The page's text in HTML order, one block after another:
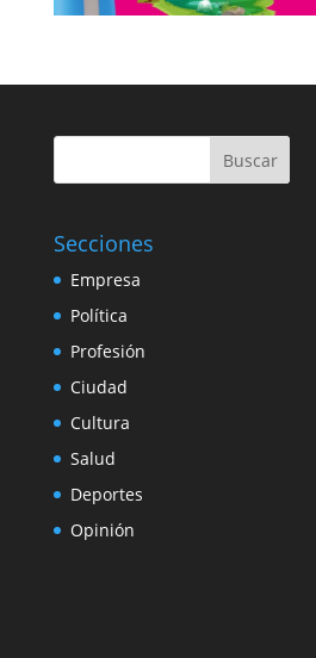
Buscar
Secciones
Empresa
Política
Profesión
Ciudad
Cultura
Salud
Deportes
Opinión